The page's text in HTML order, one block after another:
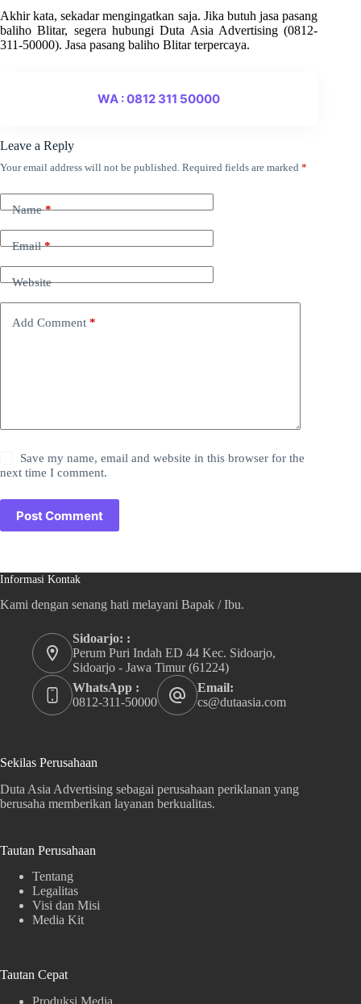
Akhir kata, sekadar mengingatkan saja. Jika butuh jasa pasang
baliho Blitar, segera hubungi Duta Asia Advertising (0812-
311-50000). Jasa pasang baliho Blitar terpercaya.
WA : 0812 311 50000
Leave a Reply
Your email address will not be published. Required fields are marked *
Name*
Email*
Website
Add Comment *
Save my name, email and website in this browser for the
next time I comment.
Post Comment
Informasi Kontak
Kami dengan senang hati melayani Bapak / Ibu.
Sidoarjo: :
Perum Puri Indah ED 44 Kec. Sidoarjo,
Sidoarjo - Jawa Timur (61224)
WhatsApp :
0812-311-50000
Email:
cs@dutaasia.com
Sekilas Perusahaan
Duta Asia Advertising sebagai perusahaan periklanan yang
berusaha memberikan layanan berkualitas.
Tautan Perusahaan
Tentang
Legalitas
Visi dan Misi
Media Kit
Tautan Cepat